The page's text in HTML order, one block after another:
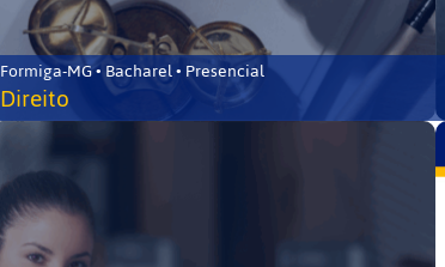
Formiga-MG • Bacharel • Presencial
Direito